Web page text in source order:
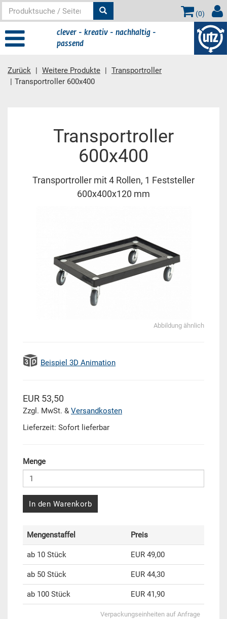
(0)
clever - kreativ - nachhaltig -
passend
Zurück Weitere Produkte
Transportroller
Transportroller 600x400
Transportroller
600x400
Transportroller mit 4 Rollen, 1 Feststeller
600x400x120 mm
Abbildung ähnlich
Beispiel 3D Animation
EUR 53,50
Zzgl. MwSt. & Versandkosten
Lieferzeit: Sofort lieferbar
Menge
In den Warenkorb
Mengenstaffel Preis
ab 10 Stück EUR 49,00
ab 50 Stück EUR 44,30
ab 100 Stück EUR 41,90
Verpackungseinheiten auf Anfrage